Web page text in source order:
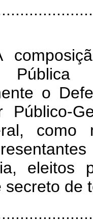
o
Público-
eleitos
secreto de